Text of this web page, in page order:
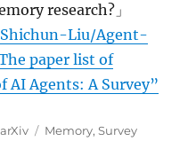
research?」
Liu/Agent-
paper list of
AI Agents: A Survey”
カ
arXiv
タ
Memory,Survey